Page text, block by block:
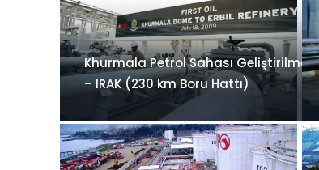
Khurmala Petrol Sahası Geliştirilmesi
– IRAK (230 km Boru Hattı)